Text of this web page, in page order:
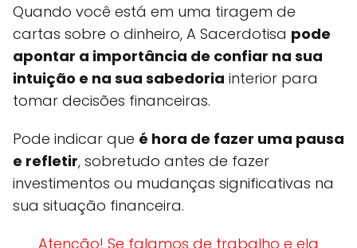
Quando você está em uma tiragem de
cartas sobre o dinheiro, A Sacerdotisa pode
apontar a importância de confiar na sua
intuição e na sua sabedoria interior para
tomar decisões financeiras.
Pode indicar que é hora de fazer uma pausa
e refletir, sobretudo antes de fazer
investimentos ou mudanças significativas na
sua situação financeira.
Atenção! Se falamos de trabalho e ela